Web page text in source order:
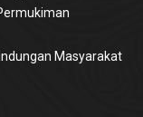
Masyarakat